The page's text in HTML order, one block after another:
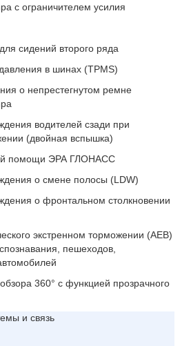
с ограничителем усилия
сидений второго ряда
в шинах (TPMS)
о непрестегнутом ремне
водителей сзади при
(двойная вспышка)
помощи ЭРА ГЛОНАСС
о смене полосы (LDW)
о фронтальном столкновении
экстренном торможении (АЕВ)
пешеходов,
360° с функцией прозрачного
и связь